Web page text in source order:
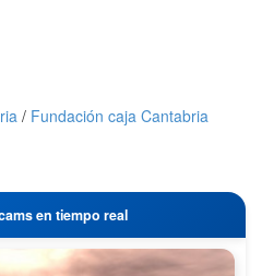
/ Fundación caja Cantabria
en tiempo real